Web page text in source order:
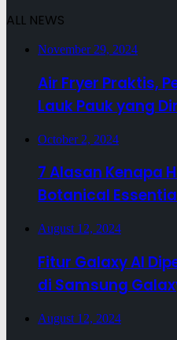
ALL NEWS
November 29, 2024
Air Fryer Praktis,
Lauk Pauk yang
October 2, 2024
7 Alasan Kenapa
Botanical
August 12, 2024
Fitur Galaxy AI
di Samsung
August 12, 2024